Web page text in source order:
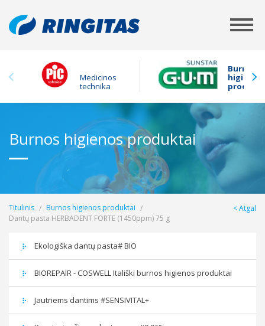
Medicinos
technika
Burnos
higienos
Burnos higienos produktai
Atgal
Titulinis
Burnos higienos produktai
Dantų pasta HERBADENT FORTE (1450ppm) 75 g
Ekologiška dantų pasta# BIO
BIOREPAIR - COSWELL Itališki burnos higienos produktai
Jautriems dantims #SENSIVITAL+